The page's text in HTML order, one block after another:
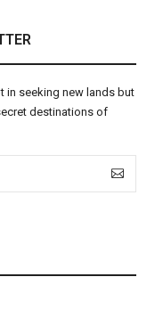
in seeking new lands but
destinations of